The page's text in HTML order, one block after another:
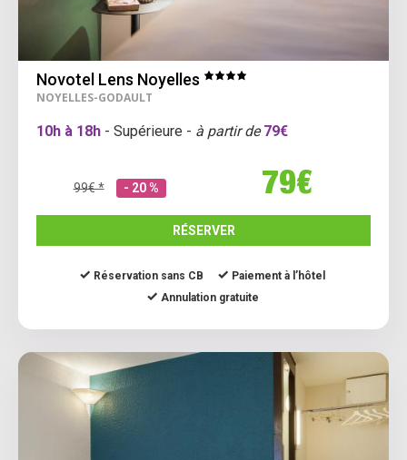
Novotel Lens Noyelles
NOYELLES-GODAULT
10h à 18h - Supérieure - à partir de 79€
99€ * - 20 % 79€
RÉSERVER
Réservation sans CB
Paiement à l’hôtel
Annulation gratuite